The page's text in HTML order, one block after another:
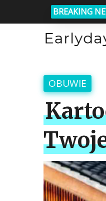
BREAKING
OBUWIE